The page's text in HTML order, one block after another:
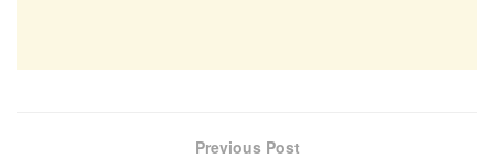
Previous Post